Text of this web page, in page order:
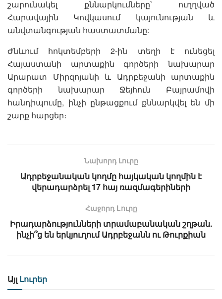
շարունակել քննարկումները՝ ուղղված
Հարավային Կովկասում կայունության և
անվտանգության հաստատմանը:
Ժնևում հոկտեմբերի 2-ին տեղի է ունեցել
Հայաստանի արտաքին գործերի նախարար
Արարատ Միրզոյանի և Ադրբեջանի արտաքին
գործերի նախարար Ջեյհուն Բայրամովի
հանդիպումը, ինչի ընթացքում քննարկվել են մի
շարք հարցեր։
Նախորդ Լուրը
Ադրբեջանական կողմը հայկական կողմին է
վերադարձրել 17 հայ ռազմագերիների
Հաջորդ Lուրը
Իրադարձությունների տրամաբանական շղթան.
ինչի՞ց են երկյուղում Ադրբեջանն ու Թուրքիան
Այլ Լուրեր